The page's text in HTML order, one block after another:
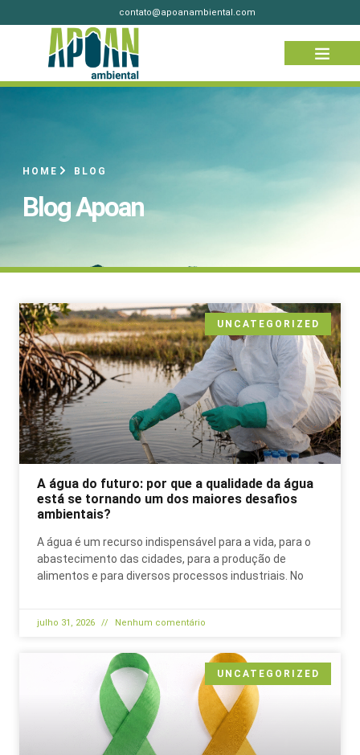
contato@apoanambiental.com
HOME BLOG
Blog Apoan
UNCATEGORIZED
A água do futuro: por que a qualidade da água
está se tornando um dos maiores desafios
ambientais?
A água é um recurso indispensável para a vida, para o
abastecimento das cidades, para a produção de
alimentos e para diversos processos industriais. No
julho 31, 2026 Nenhum comentário
UNCATEGORIZED